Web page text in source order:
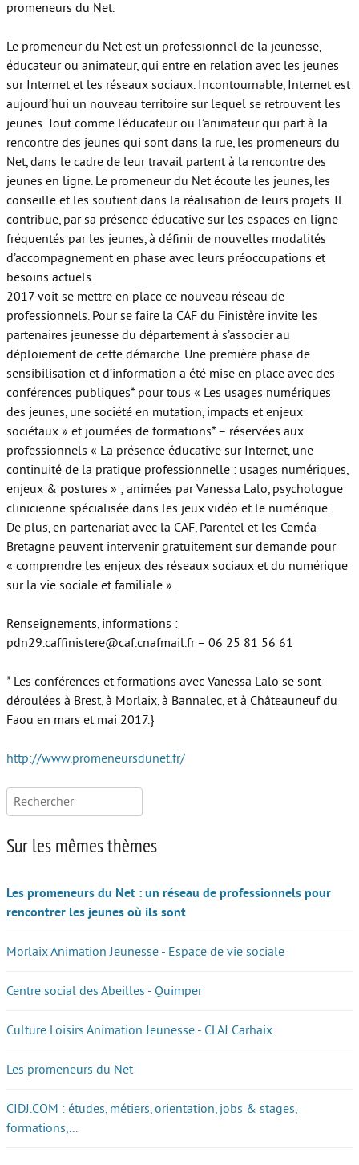
promeneurs du Net.
Le promeneur du Net est un professionnel de la jeunesse,
éducateur ou animateur, qui entre en relation avec les jeunes
sur Internet et les réseaux sociaux. Incontournable, Internet est
aujourd’hui un nouveau territoire sur lequel se retrouvent les
jeunes. Tout comme l’éducateur ou l’animateur qui part à la
rencontre des jeunes qui sont dans la rue, les promeneurs du
Net, dans le cadre de leur travail partent à la rencontre des
jeunes en ligne. Le promeneur du Net écoute les jeunes, les
conseille et les soutient dans la réalisation de leurs projets. Il
contribue, par sa présence éducative sur les espaces en ligne
fréquentés par les jeunes, à définir de nouvelles modalités
d’accompagnement en phase avec leurs préoccupations et
besoins actuels.
2017 voit se mettre en place ce nouveau réseau de
professionnels. Pour se faire la CAF du Finistère invite les
partenaires jeunesse du département à s’associer au
déploiement de cette démarche. Une première phase de
sensibilisation et d’information a été mise en place avec des
conférences publiques* pour tous « Les usages numériques
des jeunes, une société en mutation, impacts et enjeux
sociétaux » et journées de formations* – réservées aux
professionnels « La présence éducative sur Internet, une
continuité de la pratique professionnelle : usages numériques,
enjeux & postures » ; animées par Vanessa Lalo, psychologue
clinicienne spécialisée dans les jeux vidéo et le numérique.
De plus, en partenariat avec la CAF, Parentel et les Ceméa
Bretagne peuvent intervenir gratuitement sur demande pour
« comprendre les enjeux des réseaux sociaux et du numérique
sur la vie sociale et familiale ».
Renseignements, informations :
pdn29.caffinistere@caf.cnafmail.fr – 06 25 81 56 61
* Les conférences et formations avec Vanessa Lalo se sont
déroulées à Brest, à Morlaix, à Bannalec, et à Châteauneuf du
Faou en mars et mai 2017.}
http://www.promeneursdunet.fr/
Rechercher :
Sur les mêmes thèmes
Les promeneurs du Net : un réseau de professionnels pour
rencontrer les jeunes où ils sont
Morlaix Animation Jeunesse - Espace de vie sociale
Centre social des Abeilles - Quimper
Culture Loisirs Animation Jeunesse - CLAJ Carhaix
Les promeneurs du Net
CIDJ.COM : études, métiers, orientation, jobs & stages,
formations,...